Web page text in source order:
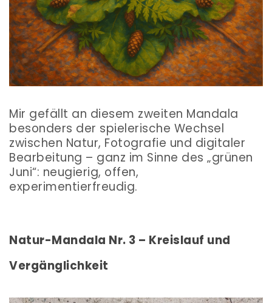
Mir gefällt an diesem zweiten Mandala
besonders der spielerische Wechsel
zwischen Natur, Fotografie und digitaler
Bearbeitung – ganz im Sinne des „grünen
Juni“: neugierig, offen,
experimentierfreudig.
Natur-Mandala Nr. 3 – Kreislauf und
Vergänglichkeit